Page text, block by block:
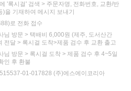
'록시걸' 검색 > 주문자명, 전화번호, 교환/반
을 기재하여 메시지 보내기
로 전화 접수
님 방문 > 택배비 6,000원 (제주, 도서산간
전달 > 록시걸 도착>제품 검수 후 교환 출고
님 방문 > 록시걸 도착 > 제품 검수 후 4~5일
인 후 환불
01-017828 (주)에스에이코리아